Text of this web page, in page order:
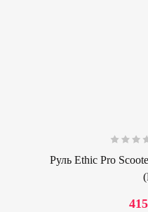
Руль Ethic Pro